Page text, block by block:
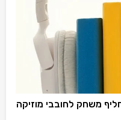
משחק לחובבי מוזיקה